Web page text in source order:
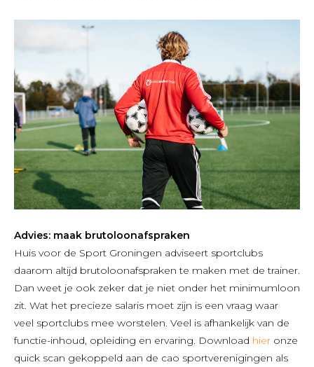
Advies: maak brutoloonafspraken
Huis voor de Sport Groningen adviseert sportclubs
daarom altijd brutoloonafspraken te maken met de trainer.
Dan weet je ook zeker dat je niet onder het minimumloon
zit. Wat het precieze salaris moet zijn is een vraag waar
veel sportclubs mee worstelen. Veel is afhankelijk van de
functie-inhoud, opleiding en ervaring. Download hier onze
quick scan gekoppeld aan de cao sportverenigingen als